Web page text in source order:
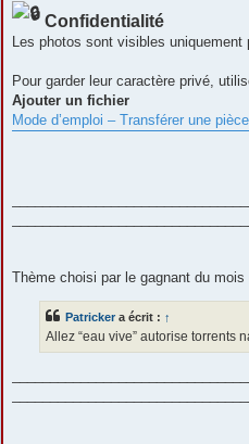
Confidentialité
Les photos sont visibles uniquement
Pour garder leur caractère privé,
Ajouter un fichier
Mode d’emploi – Transférer une
Thème choisi par le gagnant du mois
Patricker a écrit : ↑
Allez “eau vive” autorise torrents